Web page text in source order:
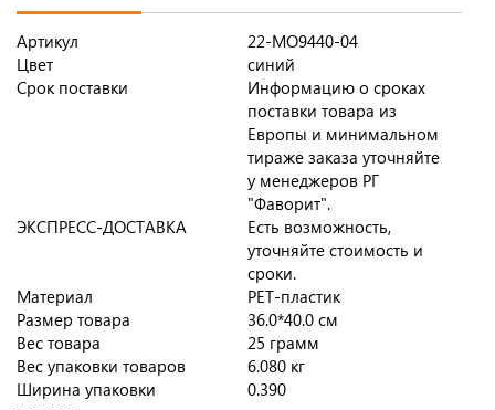
Артикул
22-MO9440-04
Цвет
синий
Срок поставки
Информацию о сроках
поставки товара из
Европы и минимальном
тираже заказа уточняйте
у менеджеров РГ
"Фаворит".
ЭКСПРЕСС-ДОСТАВКА
Есть возможность,
уточняйте стоимость и
сроки.
Материал
PET-пластик
Размер товара
36.0*40.0 см
Вес товара
25 грамм
Вес упаковки товаров
6.080 кг
Ширина упаковки
0.390